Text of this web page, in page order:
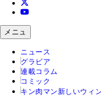
メニュ
ニュース
グラビア
連載コラム
コミック
キン肉マン 新しいウィ